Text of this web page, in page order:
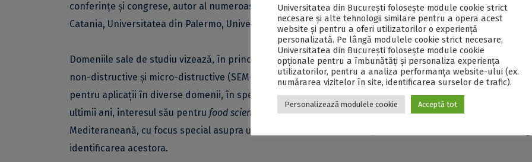
conferințe și congrese, autor al numeroase articole și conducător de masterat / doctorat la Universitatea
Catania, Universitatea din Palermo, Universitatea Sapienza din Roma (Italia) și Universitatea Helwan
Domeniile sale de studiu vizează, în principal, caracterizarea materialelor arheologice și moderne prin
non-distructive și micro-distructive (SEM-EDX, XRD, XPS, FT-IR, RMN, GC-MS) și pregătirea de noi materiale
pentru aplicații în diverse domenii, în special materiale nanostructurate pentru protecția mediului. Mai
ultimii ani, interesul său pentru food science
l-au determinat să abordeze studiul paleo-dietei din zona
Mediteraneană, cu focus special asupra utilizării metodelor analitice pentru analiza reziduurilor
identificarea acestora.
Universitatea din București folosește module cookie strict
necesare și alte tehnologii similare pentru a opera acest
website și pentru a oferi utilizatorilor o experiență
personalizată. Pe lângă modulele cookie strict necesare,
Universitatea din București folosește module cookie
opționale pentru a îmbunătăți și personaliza experiența
utilizatorilor, pentru a analiza performanța website-ului (ex.
numărarea vizitelor în site, identificarea surselor de trafic).
Personalizează modulele cookie Acceptă tot